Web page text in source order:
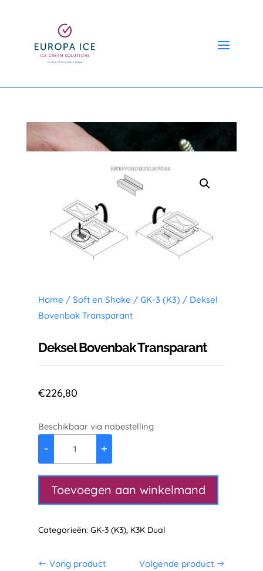
Home / Soft en Shake / GK-3 (K3) / Deksel
Bovenbak Transparant
Deksel Bovenbak Transparant
€226,80
Beschikbaar via nabestelling
Transparant
aantal
- +
Toevoegen aan winkelmand
Categorieën: GK-3 (K3), K3K Dual
Vorig product Volgende product